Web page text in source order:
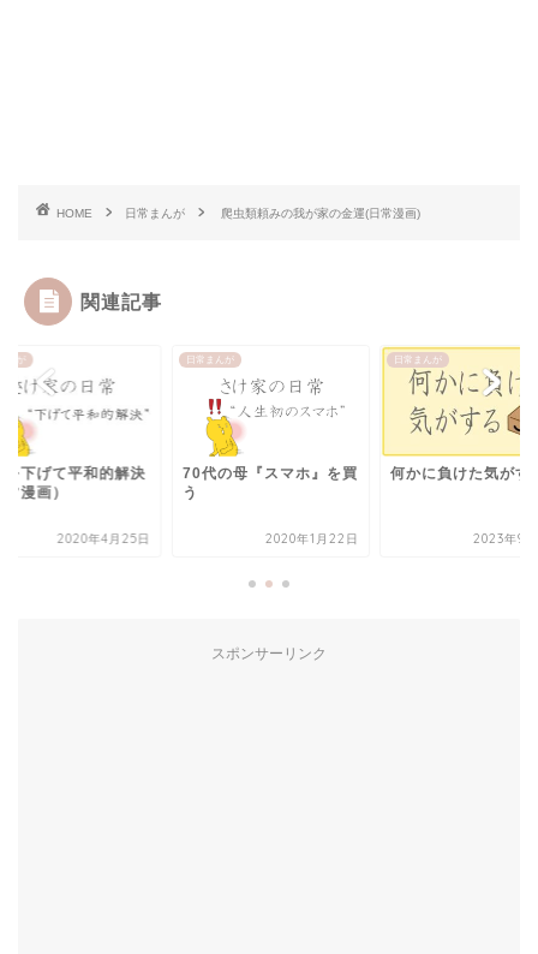
HOME 日常まんが 爬虫類頼みの我が家の金運(日常漫画)
関連記事
んが
を下げて平和的解決
漫画）
2020年4月25日
日常まんが
70代の母『スマホ』を買
う
2020年1月22日
日常まんが
何かに負けた気がす
2023年9
スポンサーリンク